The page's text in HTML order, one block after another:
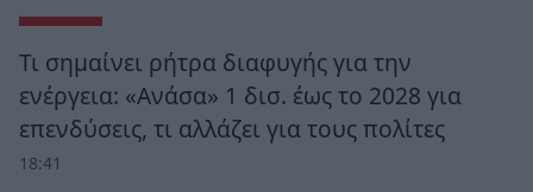
Τι σημαίνει ρήτρα διαφυγής για την
ενέργεια: «Ανάσα» 1 δισ. έως το 2028 για
επενδύσεις, τι αλλάζει για τους πολίτες
18:41